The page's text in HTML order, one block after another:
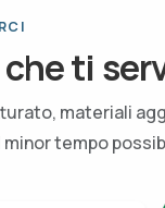
ti
materiali
tempo